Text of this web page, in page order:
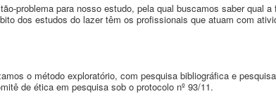
problema para nosso estudo, pela qual buscamos saber qual
dos estudos do lazer têm os profissionais que atuam com
o método exploratório, com pesquisa bibliográfica e
de ética em pesquisa sob o protocolo nº 93/11.